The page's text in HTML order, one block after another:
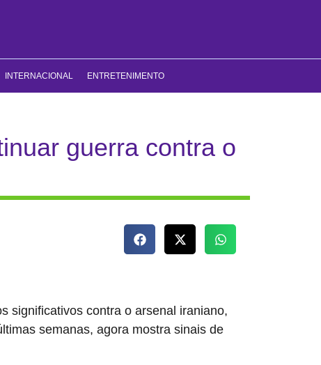
INTERNACIONAL ENTRETENIMENTO
guerra contra o
significativos contra o arsenal iraniano,
semanas, agora mostra sinais de